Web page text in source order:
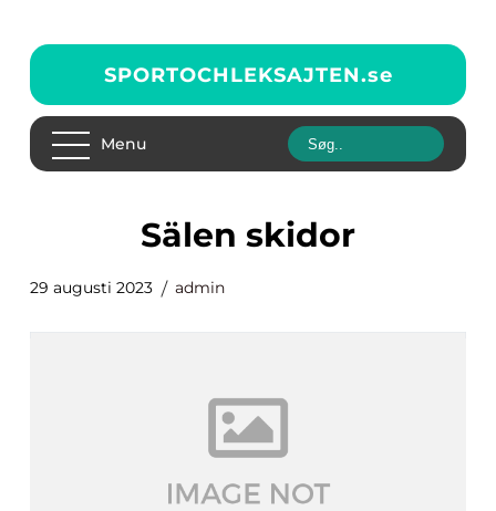
SPORTOCHLEKSAJTEN.se
Menu
sälen skidor
29 augusti 2023 admin